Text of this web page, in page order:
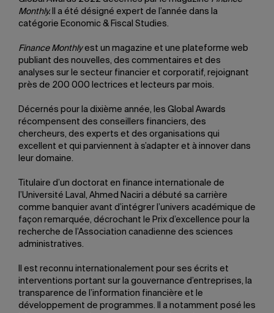
Monthly.
Il a été désigné expert de l’année dans la
catégorie Economic & Fiscal Studies.
Finance Monthlyest un magazine et une plateforme web
publiant des nouvelles, des commentaires et des
analyses sur le secteur financier et corporatif, rejoignant
près de 200 000 lectrices et lecteurs par mois.
Décernés pour la dixième année, les Global Awards
récompensent des conseillers financiers, des
chercheurs, des experts et des organisations qui
excellent et qui parviennent à s’adapter et à innover dans
leur domaine.
Titulaire d’un doctorat en finance internationale de
l’Université Laval, Ahmed Naciri a débuté sa carrière
comme banquier avant d’intégrer l’univers académique de
façon remarquée, décrochant le Prix d’excellence pour la
recherche de l’Association canadienne des sciences
administratives.
Il est reconnu internationalement pour ses écrits et
interventions portant sur la gouvernance d’entreprises, la
transparence de l’information financière et le
développement de programmes. Il a notamment posé les